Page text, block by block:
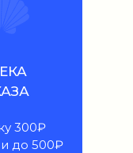
300₽
до 500₽